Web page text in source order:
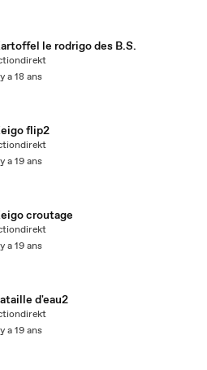
le rodrigo des B.S.
a 18 ans
flip2
a 19 ans
croutage
a 19 ans
d'eau2
a 19 ans